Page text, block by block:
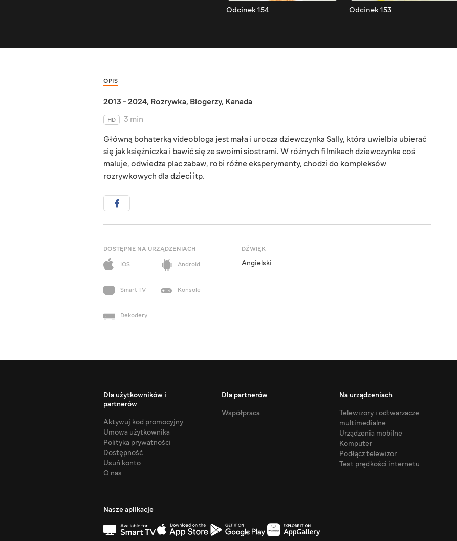
Odcinek 154 Odcinek 153
OPIS
2013 - 2024, Rozrywka, Blogerzy, Kanada
HD
3 min
Główną bohaterką videobloga jest mała i urocza dziewczynka Sally, która uwielbia ubierać
się jak księżniczka i bawić się ze swoimi siostrami. W różnych filmikach dziewczynka coś
maluje, odwiedza plac zabaw, robi różne eksperymenty, chodzi do kompleksów
rozrywkowych dla dzieci itp.
DOSTĘPNE NA URZĄDZENIACH
iOS
Android
Smart TV Konsole
Dekodery
DŹWIĘK
Angielski
Dla użytkowników i
partnerów
Aktywuj kod promocyjny
Umowa użytkownika
Polityka prywatności
Dostępność
Usuń konto
O nas
Dla partnerów
Współpraca
Na urządzeniach
Telewizory i odtwarzacze
multimedialne
Urządzenia mobilne
Komputer
Podłącz telewizor
Test prędkości internetu
Nasze aplikacje